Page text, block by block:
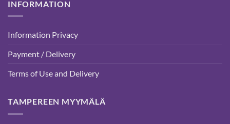
INFORMATION
Information Privacy
Payment / Delivery
Terms of Use and Delivery
TAMPEREEN MYYMÄLÄ